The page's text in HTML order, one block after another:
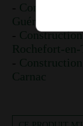
-
Guérande
-
Rochefort-en-
-
Carnac